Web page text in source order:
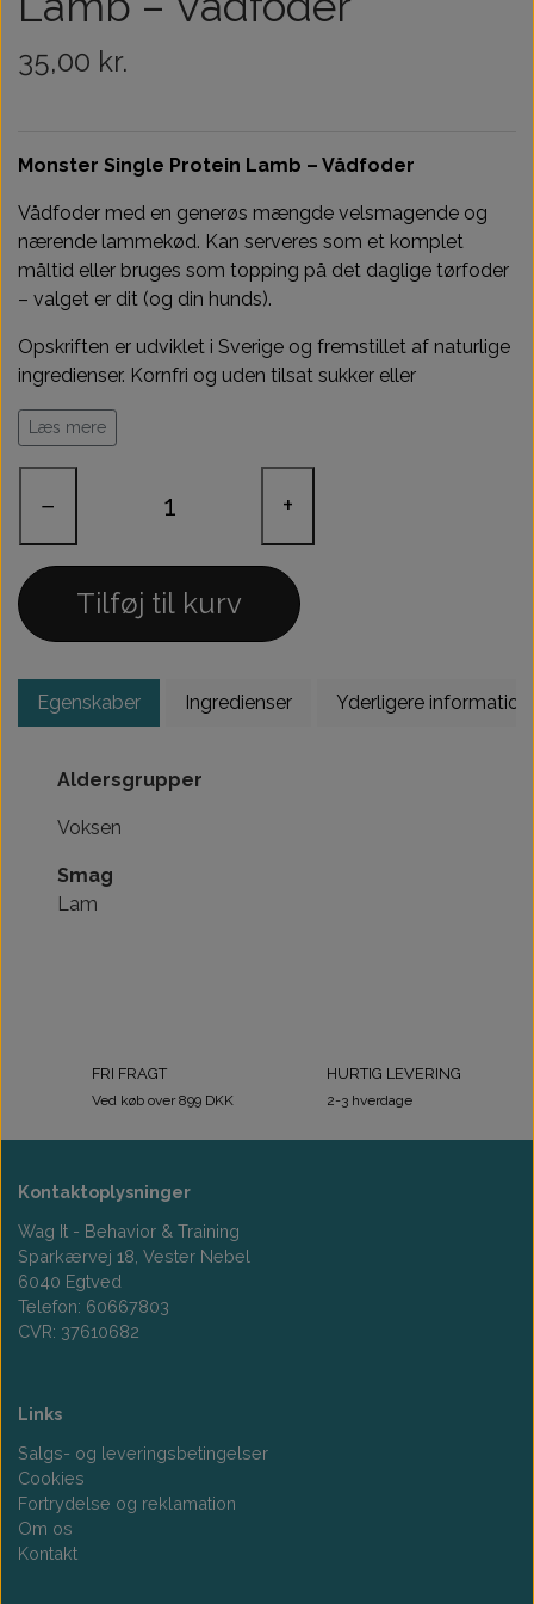
Tilskud
Træningsudstyr & Legetøj
Andet
35,00 kr.
Monster Single Protein Lamb – Vådfoder
Vådfoder med en generøs mængde velsmagende og
nærende lammekød. Kan serveres som et komplet
måltid eller bruges som topping på det daglige tørfoder
– valget er dit (og din hunds).
Opskriften er udviklet i Sverige og fremstillet af naturlige
ingredienser. Kornfri og uden tilsat sukker eller
unødvendige tilsætningsstoffer.
Præcis sådan, vi mener, at et godt vådfoder skal være.
Læs mere
− +
Tilføj til kurv
Egenskaber Ingredienser Yderligere information
Aldersgrupper
Voksen
Smag
Lam
FRI FRAGT
Ved køb over 899 DKK
HURTIG LEVERING
2-3 hverdage
Kontaktoplysninger
Wag It - Behavior & Training
Sparkærvej 18, Vester Nebel
6040 Egtved
Telefon: 60667803
CVR: 37610682
Links
Salgs- og leveringsbetingelser
Cookies
Fortrydelse og reklamation
Om os
Kontakt